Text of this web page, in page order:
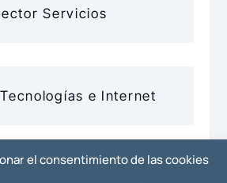
el consentimiento de las cookies
Servicios
e Internet